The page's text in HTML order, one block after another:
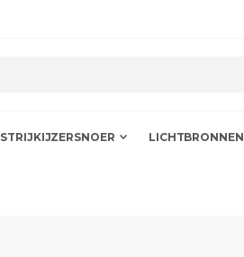
STRIJKIJZERSNOER LICHTBRONNEN